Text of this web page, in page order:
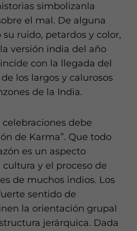
simbolizanla
el mal. De alguna
ruido, petardos y color,
versión india del año
con la llegada del
los largos y calurosos
de la India.
debe
de Karma”. Que todo
es un aspecto
y el proceso de
de muchos indios. Los
sentido de
la orientación grupal
jerárquica. Dada